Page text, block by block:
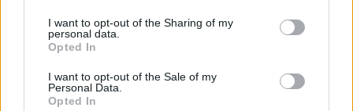
I want to opt-out of the Sharing of my
personal data.
Opted In
I want to opt-out of the Sale of my
Personal Data.
Opted In